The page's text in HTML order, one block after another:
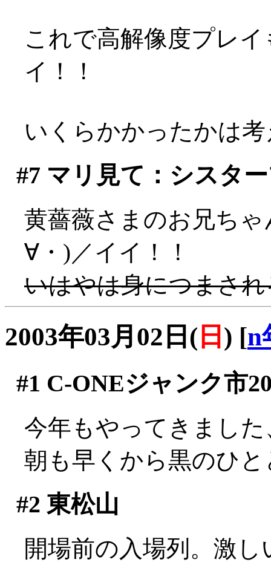
これで高解像度プレ
イ！！
いくらかかったかは
#7 マリ見て：シスタ
黄薔薇さまのお兄ち
∀・)／イイ！！
いはやは身につまさ
2003年03月02日( 日 ) [n
#1 C-ONEジャンク市
今年もやってきまし
朝も早くから黒のひ
#2 東松山
開場前の入場列。激